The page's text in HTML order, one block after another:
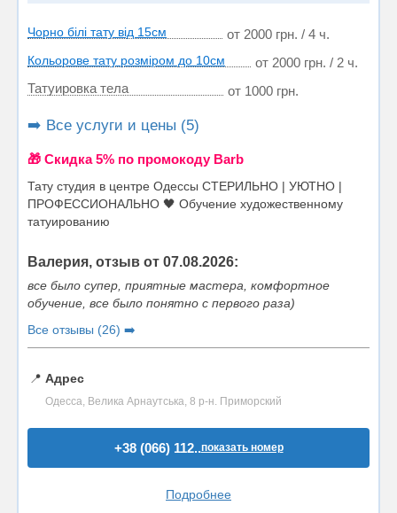
Чорно білі тату від 15см от 2000 грн. / 4 ч.
Кольорове тату розміром до 10см
от 2000 грн. / 2 ч.
Татуировка тела
от 1000 грн.
➡️ Все услуги и цены (5)
🎁 Cкидка 5% по промокоду Barb
Тату студия в центре Одессы СТЕРИЛЬНО | УЮТНО |
ПРОФЕССИОНАЛЬНО 🖤 ​​Обучение художественному
татуированию
Валерия, отзыв от 07.08.2026:
все было супер, приятные мастера, комфортное
обучение, все было понятно с первого раза)
Все отзывы (26) ➡️
📍 Адрес
Одесса, Велика Арнаутська, 8 р-н. Приморский
+38 (066) 112..показать номер
Подробнее